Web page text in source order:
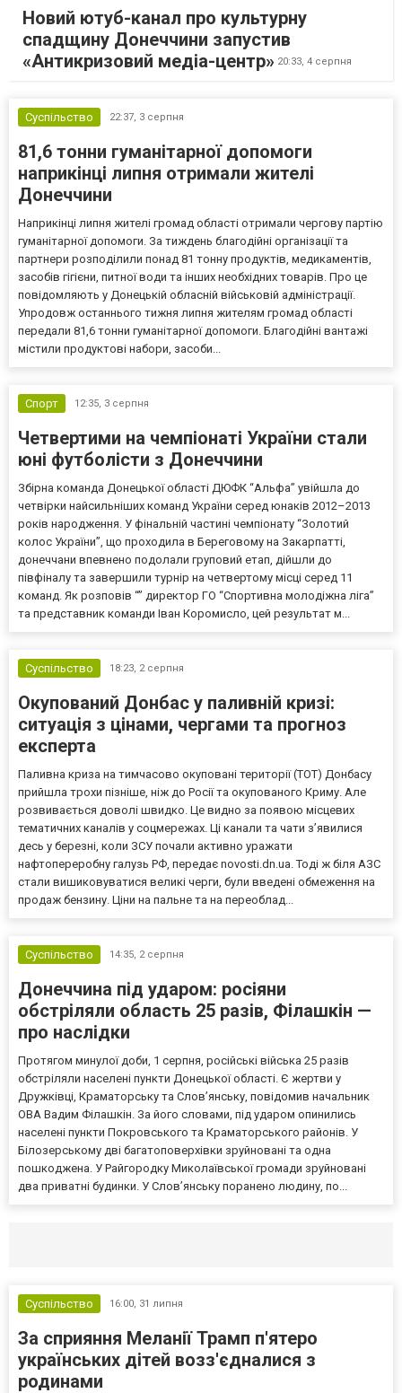
Новий ютуб-канал про культурну
спадщину Донеччини запустив
«Антикризовий медіа-центр» 20:33, 4 серпня
Суспільство 22:37, 3 серпня
81,6 тонни гуманітарної допомоги
наприкінці липня отримали жителі
Донеччини
Наприкінці липня жителі громад області отримали чергову партію
гуманітарної допомоги. За тиждень благодійні організації та
партнери розподілили понад 81 тонну продуктів, медикаментів,
засобів гігієни, питної води та інших необхідних товарів. Про це
повідомляють у Донецькій обласній військовій адміністрації.
Упродовж останнього тижня липня жителям громад області
передали 81,6 тонни гуманітарної допомоги. Благодійні вантажі
містили продуктові набори, засоби...
Спорт 12:35, 3 серпня
Четвертими на чемпіонаті України стали
юні футболісти з Донеччини
Збірна команда Донецької області ДЮФК “Альфа” увійшла до
четвірки найсильніших команд України серед юнаків 2012–2013
років народження. У фінальній частині чемпіонату “Золотий
колос України”, що проходила в Береговому на Закарпатті,
донеччани впевнено подолали груповий етап, дійшли до
півфіналу та завершили турнір на четвертому місці серед 11
команд. Як розповів “” директор ГО “Спортивна молодіжна ліга”
та представник команди Іван Коромисло, цей результат м...
Суспільство 18:23, 2 серпня
Окупований Донбас у паливній кризі:
ситуація з цінами, чергами та прогноз
експерта
Паливна криза на тимчасово окуповані території (ТОТ) Донбасу
прийшла трохи пізніше, ніж до Росії та окупованого Криму. Але
розвивається доволі швидко. Це видно за появою місцевих
тематичних каналів у соцмережах. Ці канали та чати з’явилися
десь у березні, коли ЗСУ почали активно уражати
нафтопереробну галузь РФ, передає novosti.dn.ua. Тоді ж біля АЗС
стали вишиковуватися великі черги, були введені обмеження на
продаж бензину. Ціни на пальне та на переоблад...
Суспільство 14:35, 2 серпня
Донеччина під ударом: росіяни
обстріляли область 25 разів, Філашкін —
про наслідки
Протягом минулої доби, 1 серпня, російські війська 25 разів
обстріляли населені пункти Донецької області. Є жертви у
Дружківці, Краматорську та Слов’янську, повідомив начальник
ОВА Вадим Філашкін. За його словами, під ударом опинились
населені пункти Покровського та Краматорського районів. У
Білозерському дві багатоповерхівки зруйновані та одна
пошкоджена. У Райгородку Миколаївської громади зруйновані
два приватні будинки. У Слов’янську поранено людину, по...
Суспільство 16:00, 31 липня
За сприяння Меланії Трамп п'ятеро
українських дітей возз'єдналися з
родинами